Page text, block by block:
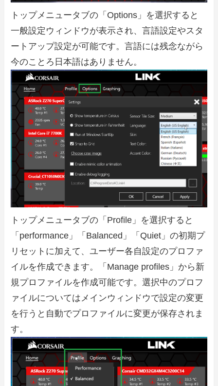
トップメニュータブの「Options」を選択すると
一般設定ウィンドウが表示され、言語設定やスタ
ートアップ設定が可能です。言語には残念ながら
今のことろ日本語はありません。
トップメニュータブの「Profile」を選択すると
「performance」「Balanced」「Quiet」の初期プ
リセットに加えて、ユーザー各自設定のプロファ
イルを作成できます。「Manage profiles」から新
規プロファイルを作成可能です。選択中のプロフ
ァイルについてはメインウィンドウで設定の変更
を行うと自動でプロファイルに変更が保存されま
す。